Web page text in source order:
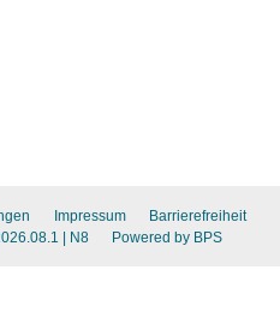
Impressum
Barrierefreiheit
| N8 Powered by BPS